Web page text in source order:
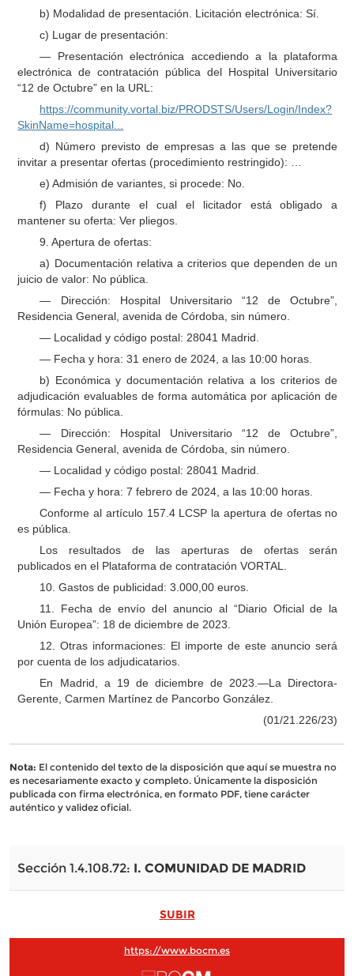
b) Modalidad de presentación. Licitación electrónica: Sí.
c) Lugar de presentación:
— Presentación electrónica accediendo a la plataforma
electrónica de contratación pública del Hospital Universitario
“12 de Octubre” en la URL:
https://community.vortal.biz/PRODSTS/Users/Login/Index?
SkinName=hospital...
d) Número previsto de empresas a las que se pretende
invitar a presentar ofertas (procedimiento restringido): …
e) Admisión de variantes, si procede: No.
f) Plazo durante el cual el licitador está obligado a
mantener su oferta: Ver pliegos.
9. Apertura de ofertas:
a) Documentación relativa a criterios que dependen de un
juicio de valor: No pública.
— Dirección: Hospital Universitario “12 de Octubre”,
Residencia General, avenida de Córdoba, sin número.
— Localidad y código postal: 28041 Madrid.
— Fecha y hora: 31 enero de 2024, a las 10:00 horas.
b) Económica y documentación relativa a los criterios de
adjudicación evaluables de forma automática por aplicación de
fórmulas: No pública.
— Dirección: Hospital Universitario “12 de Octubre”,
Residencia General, avenida de Córdoba, sin número.
— Localidad y código postal: 28041 Madrid.
— Fecha y hora: 7 febrero de 2024, a las 10:00 horas.
Conforme al artículo 157.4 LCSP la apertura de ofertas no
es pública.
Los resultados de las aperturas de ofertas serán
publicados en el Plataforma de contratación VORTAL.
10. Gastos de publicidad: 3.000,00 euros.
11. Fecha de envío del anuncio al “Diario Oficial de la
Unión Europea”: 18 de diciembre de 2023.
12. Otras informaciones: El importe de este anuncio será
por cuenta de los adjudicatarios.
En Madrid, a 19 de diciembre de 2023.—La Directora-
Gerente, Carmen Martínez de Pancorbo González.
(01/21.226/23)
Nota: El contenido del texto de la disposición que aquí se muestra no
es necesariamente exacto y completo. Únicamente la disposición
publicada con firma electrónica, en formato PDF, tiene carácter
auténtico y validez oficial.
Sección 1.4.108.72: I. COMUNIDAD DE MADRID
SUBIR
https://www.bocm.es